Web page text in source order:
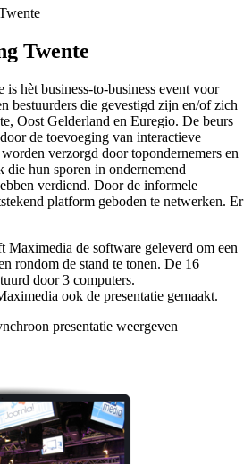
Twente
hèt business-to-business event voor
bestuurders die gevestigd zijn en/of zich
Oost Gelderland en Euregio. De beurs
de toevoeging van interactieve
worden verzorgd door topondernemers en
die hun sporen in ondernemend
verdiend. Door de informele
platform geboden te netwerken. Er
Maximedia de software geleverd om een
rondom de stand te tonen. De 16
door 3 computers.
ook de presentatie gemaakt.
presentatie weergeven